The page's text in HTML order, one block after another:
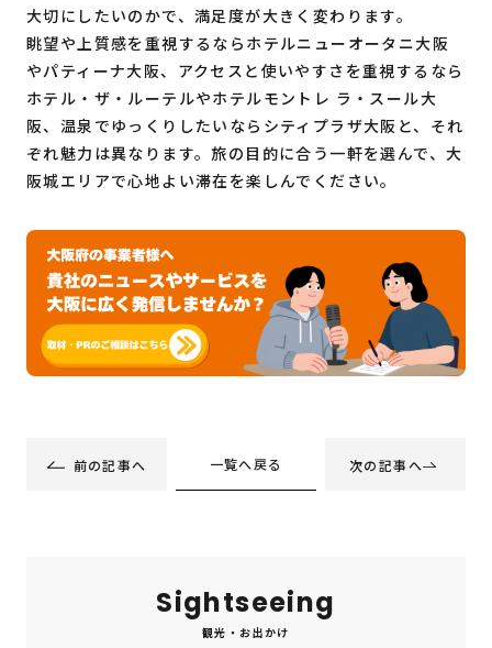
大切にしたいのかで、満足度が大きく変わります。
眺望や上質感を重視するならホテルニューオータニ大阪
やパティーナ大阪、アクセスと使いやすさを重視するなら
ホテル・ザ・ルーテルやホテルモントレ ラ・スール大
阪、温泉でゆっくりしたいならシティプラザ大阪と、それ
ぞれ魅力は異なります。旅の目的に合う一軒を選んで、大
阪城エリアで心地よい滞在を楽しんでください。
前の記事へ 一覧へ戻る 次の記事へ
Sightseeing
観光・お出かけ